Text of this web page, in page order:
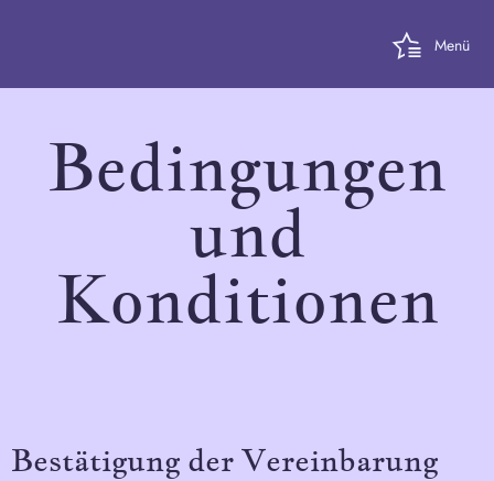
Menü
Bedingungen
und
Konditionen
Bestätigung der Vereinbarung